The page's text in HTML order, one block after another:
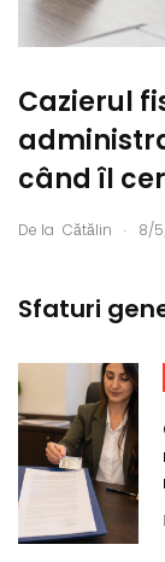
Cazierul
când îl
De la Cătălin . 8/
Sfaturi